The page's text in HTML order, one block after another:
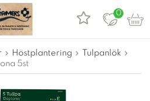
0
Höstplantering
Tulpanlök
5st